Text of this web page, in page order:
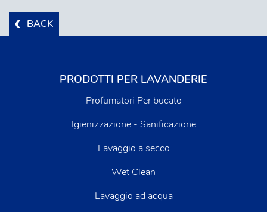
BACK
PRODOTTI PER LAVANDERIE
Profumatori Per bucato
Igienizzazione - Sanificazione
Lavaggio a secco
Wet Clean
Lavaggio ad acqua